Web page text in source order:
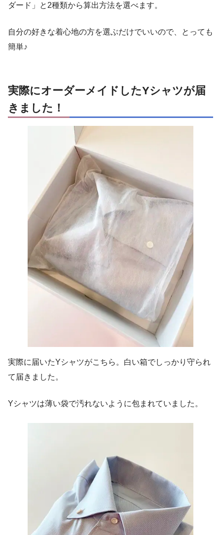
ダード」と2種類から算出方法を選べます。
自分の好きな着心地の方を選ぶだけでいいので、とっても
簡単♪
実際にオーダーメイドしたYシャツが届
きました！
実際に届いたYシャツがこちら。白い箱でしっかり守られ
て届きました。
Yシャツは薄い袋で汚れないように包まれていました。